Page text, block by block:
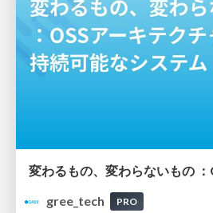
gree_tech
PRO